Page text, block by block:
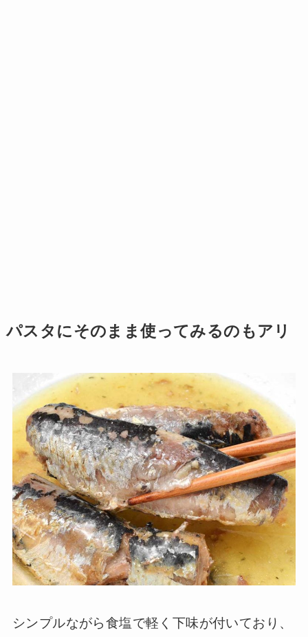
パスタにそのまま使ってみるのもアリ
シンプルながら食塩で軽く下味が付いており、